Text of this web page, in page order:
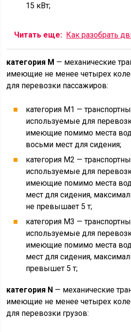
15 кВт;
Читать еще: Как разобрать
категория М — механические
имеющие не менее четырех
для перевозки пассажиров:
категория М1 —
используемые для
имеющие помимо места
восьми мест для сидения;
категория М2 —
используемые для
имеющие помимо места
мест для сидения,
не превышает 5 т;
категория М3 —
используемые для
имеющие помимо места
мест для сидения,
превышет 5 т;
категория N — механические
имеющие не менее четырех
для перевозки грузов: